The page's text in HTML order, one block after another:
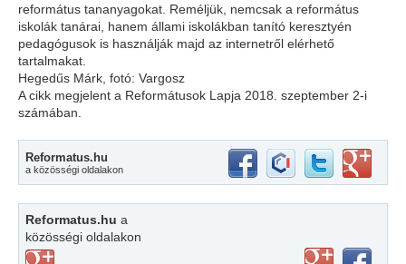
református tananyagokat. Reméljük, nemcsak a református
iskolák tanárai, hanem állami iskolákban tanító keresztyén
pedagógusok is használják majd az internetről elérhető
tartalmakat.
Hegedűs Márk, fotó: Vargosz
A cikk megjelent a Reformátusok Lapja 2018. szeptember 2-i
számában.
Reformatus.hu
a közösségi oldalakon
Reformatus.hu a
közösségi oldalakon